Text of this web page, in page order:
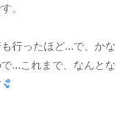
。
行ったほど…で、かな
…これまで、なんとな